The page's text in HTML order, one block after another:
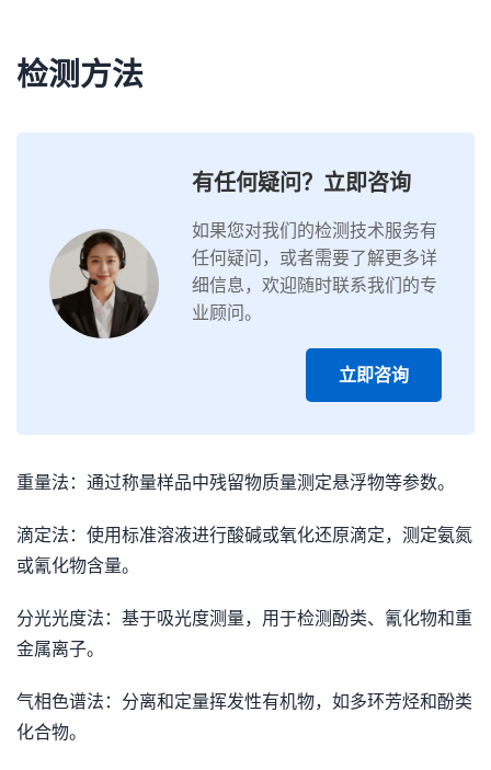
检测方法
有任何疑问？立即咨询
如果您对我们的检测技术服务有
任何疑问，或者需要了解更多详
细信息，欢迎随时联系我们的专
业顾问。
立即咨询
重量法：通过称量样品中残留物质量测定悬浮物等参数。
滴定法：使用标准溶液进行酸碱或氧化还原滴定，测定氨氮
或氰化物含量。
分光光度法：基于吸光度测量，用于检测酚类、氰化物和重
金属离子。
气相色谱法：分离和定量挥发性有机物，如多环芳烃和酚类
化合物。